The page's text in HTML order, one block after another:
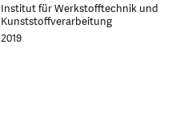
Institut für Werkstofftechnik und
Kunststoffverarbeitung
2019